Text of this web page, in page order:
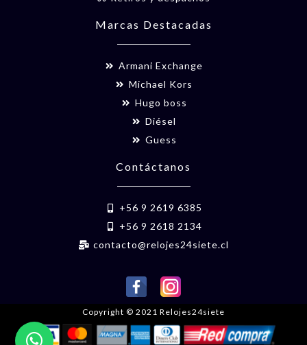
Marcas Destacadas
Armani Exchange
Michael Kors
Hugo boss
Diésel
Guess
Contáctanos
+56 9 2619 6385
+56 9 2618 2134
contacto@relojes24siete.cl
Copyright © 2021 Relojes24siete